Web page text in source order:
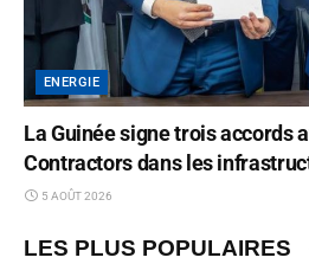
ENERGIE
La Guinée signe trois accords
Contractors dans les
5 AOÛT 2026
LES PLUS POPULAIRES